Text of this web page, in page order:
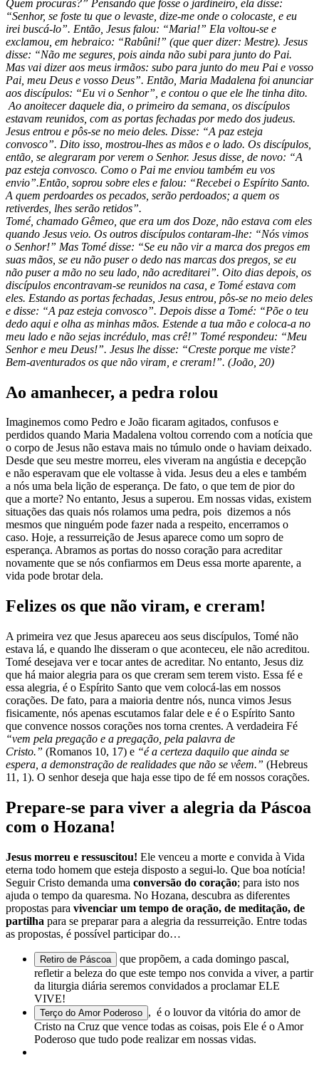
Quem procuras?” Pensando que fosse o jardineiro, ela disse:
“Senhor, se foste tu que o levaste, dize-me onde o colocaste, e eu
irei buscá-lo”. Então, Jesus falou: “Maria!” Ela voltou-se e
exclamou, em hebraico: “Rabûni!” (que quer dizer: Mestre). Jesus
disse: “Não me segures, pois ainda não subi para junto do Pai.
Mas vai dizer aos meus irmãos: subo para junto do meu Pai e vosso
Pai, meu Deus e vosso Deus”. Então, Maria Madalena foi anunciar
aos discípulos: “Eu vi o Senhor”, e contou o que ele lhe tinha dito.
Ao anoitecer daquele dia, o primeiro da semana, os discípulos
estavam reunidos, com as portas fechadas por medo dos judeus.
Jesus entrou e pôs-se no meio deles. Disse: “A paz esteja
convosco”. Dito isso, mostrou-lhes as mãos e o lado. Os discípulos,
então, se alegraram por verem o Senhor. Jesus disse, de novo: “A
paz esteja convosco. Como o Pai me enviou também eu vos
envio”.Então, soprou sobre eles e falou: “Recebei o Espírito Santo.
A quem perdoardes os pecados, serão perdoados; a quem os
retiverdes, lhes serão retidos”.
Tomé, chamado Gêmeo, que era um dos Doze, não estava com eles
quando Jesus veio. Os outros discípulos contaram-lhe: “Nós vimos
o Senhor!” Mas Tomé disse: “Se eu não vir a marca dos pregos em
suas mãos, se eu não puser o dedo nas marcas dos pregos, se eu
não puser a mão no seu lado, não acreditarei”. Oito dias depois, os
discípulos encontravam-se reunidos na casa, e Tomé estava com
eles. Estando as portas fechadas, Jesus entrou, pôs-se no meio deles
e disse: “A paz esteja convosco”. Depois disse a Tomé: “Põe o teu
dedo aqui e olha as minhas mãos. Estende a tua mão e coloca-a no
meu lado e não sejas incrédulo, mas crê!” Tomé respondeu: “Meu
Senhor e meu Deus!”. Jesus lhe disse: “Creste porque me viste?
Bem-aventurados os que não viram, e creram!”. (João, 20)
Ao amanhecer, a pedra rolou
Imaginemos como Pedro e João ficaram agitados, confusos e
perdidos quando Maria Madalena voltou correndo com a notícia que
o corpo de Jesus não estava mais no túmulo onde o haviam deixado.
Desde que seu mestre morreu, eles viveram na angústia e decepção
e não esperavam que ele voltasse à vida. Jesus deu a eles e também
a nós uma bela lição de esperança. De fato, o que tem de pior do
que a morte? No entanto, Jesus a superou. Em nossas vidas, existem
situações das quais nós rolamos uma pedra, pois dizemos a nós
mesmos que ninguém pode fazer nada a respeito, encerramos o
caso. Hoje, a ressurreição de Jesus aparece como um sopro de
esperança. Abramos as portas do nosso coração para acreditar
novamente que se nós confiarmos em Deus essa morte aparente, a
vida pode brotar dela.
Felizes os que não viram, e creram!
A primeira vez que Jesus apareceu aos seus discípulos, Tomé não
estava lá, e quando lhe disseram o que aconteceu, ele não acreditou.
Tomé desejava ver e tocar antes de acreditar. No entanto, Jesus diz
que há maior alegria para os que creram sem terem visto. Essa fé e
essa alegria, é o Espírito Santo que vem colocá-las em nossos
corações. De fato, para a maioria dentre nós, nunca vimos Jesus
fisicamente, nós apenas escutamos falar dele e é o Espírito Santo
que convence nossos corações nos torna crentes. A verdadeira Fé
“vem pela pregação e a pregação, pela palavra de
Cristo.” (Romanos 10, 17) e “é a certeza daquilo que ainda se
espera, a demonstração de realidades que não se vêem.” (Hebreus
11, 1). O senhor deseja que haja esse tipo de fé em nossos corações.
Prepare-se para viver a alegria da Páscoa
com o Hozana!
Jesus morreu e ressuscitou! Ele venceu a morte e convida à Vida
eterna todo homem que esteja disposto a segui-lo. Que boa notícia!
Seguir Cristo demanda uma conversão do coração; para isto nos
ajuda o tempo da quaresma. No Hozana, descubra as diferentes
propostas para vivenciar um tempo de oração, de meditação, de
partilha para se preparar para a alegria da ressurreição. Entre todas
as propostas, é possível participar do…
Retiro de Páscoa
que propõem, a cada domingo pascal,
refletir a beleza do que este tempo nos convida a viver, a partir
da liturgia diária seremos convidados a proclamar ELE
VIVE!
Terço do Amor Poderoso , é o louvor da vitória do amor de
Cristo na Cruz que vence todas as coisas, pois Ele é o Amor
Poderoso que tudo pode realizar em nossas vidas.